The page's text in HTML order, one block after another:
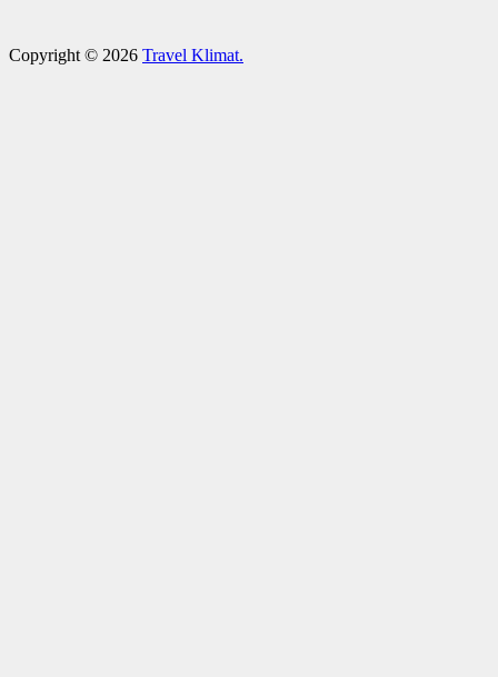
Copyright © 2026 Travel Klimat.